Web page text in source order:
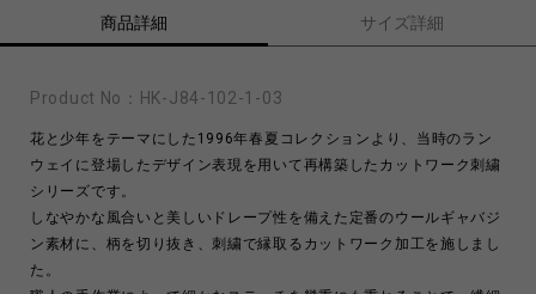
商品詳細 サイズ詳細
Product No： HK-J84-102-1-03
花と少年をテーマにした1996年春夏コレクションより、当時のラン
ウェイに登場したデザイン表現を用いて再構築したカットワーク刺繍
シリーズです。
しなやかな風合いと美しいドレープ性を備えた定番のウールギャバジ
ン素材に、柄を切り抜き、刺繍で縁取るカットワーク加工を施しまし
た。